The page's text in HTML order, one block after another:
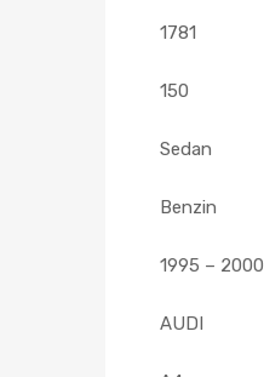
1781
150
Sedan
Benzin
1995 – 2000
AUDI